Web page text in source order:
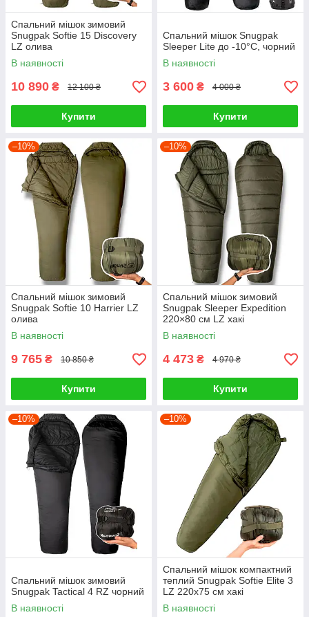
Спальний мішок зимовий
Snugpak Softie 15 Discovery
LZ олива
В наявності
10 890 ₴ 12 100 ₴
Купити
Спальний мішок Snugpak
Sleeper Lite до -10°С, чорний
В наявності
3 600 ₴ 4 000 ₴
Купити
–10%
Спальний мішок зимовий
Snugpak Softie 10 Harrier LZ
олива
В наявності
9 765 ₴ 10 850 ₴
Купити
–10%
Спальний мішок зимовий
Snugpak Sleeper Expedition
220×80 см LZ хакі
В наявності
4 473 ₴ 4 970 ₴
Купити
–10%
Спальний мішок зимовий
Snugpak Tactical 4 RZ чорний
В наявності
–10%
Спальний мішок компактний
теплий Snugpak Softie Elite 3
LZ 220х75 см хакі
В наявності